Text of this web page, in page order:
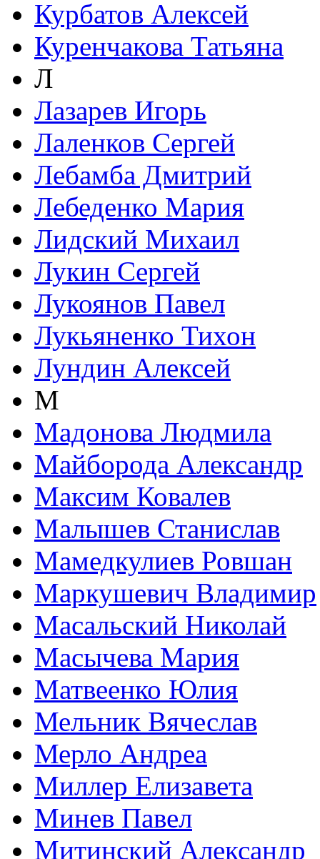
Курбатов Алексей
Куренчакова Татьяна
Л
Лазарев Игорь
Лаленков Сергей
Лебамба Дмитрий
Лебеденко Мария
Лидский Михаил
Лукин Сергей
Лукоянов Павел
Лукьяненко Тихон
Лундин Алексей
М
Мадонова Людмила
Майборода Александр
Максим Ковалев
Малышев Станислав
Мамедкулиев Ровшан
Маркушевич Владимир
Масальский Николай
Масычева Мария
Матвеенко Юлия
Мельник Вячеслав
Мерло Андреа
Миллер Елизавета
Минев Павел
Митинский Александр